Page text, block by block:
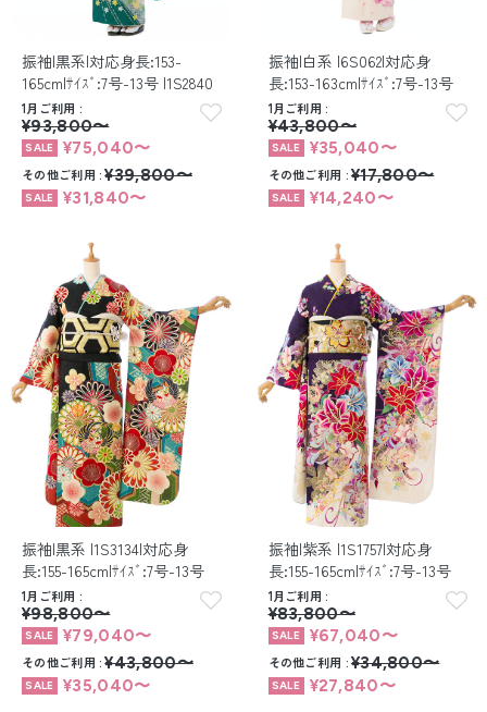
振袖|黒系|対応身長:153-
165cm|ｻｲｽﾞ:7号-13号 |1S2840
1月ご利用
¥93,800〜
¥75,040〜
その他ご利用 ¥39,800〜
¥31,840〜
振袖|白系 |6S062|対応身
長:153-163cm|ｻｲｽﾞ:7号-13号
1月ご利用
¥43,800〜
¥35,040〜
その他ご利用
¥17,800〜
¥14,240〜
振袖|黒系 |1S3134|対応身
長:155-165cm|ｻｲｽﾞ:7号-13号
1月ご利用
¥98,800〜
¥79,040〜
その他ご利用 ¥43,800〜
¥35,040〜
振袖|紫系 |1S1757|対応身
長:155-165cm|ｻｲｽﾞ:7号-13号
1月ご利用
¥83,800〜
¥67,040〜
その他ご利用
¥34,800〜
¥27,840〜